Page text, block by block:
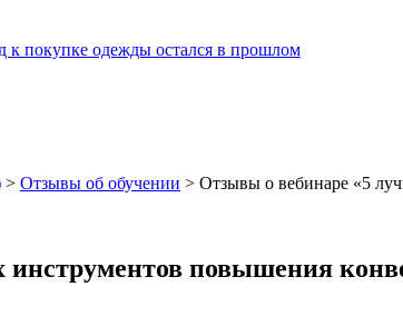
покупке одежды остался в прошлом
> Отзывы об обучении > Отзывы о вебинаре «5
повышения